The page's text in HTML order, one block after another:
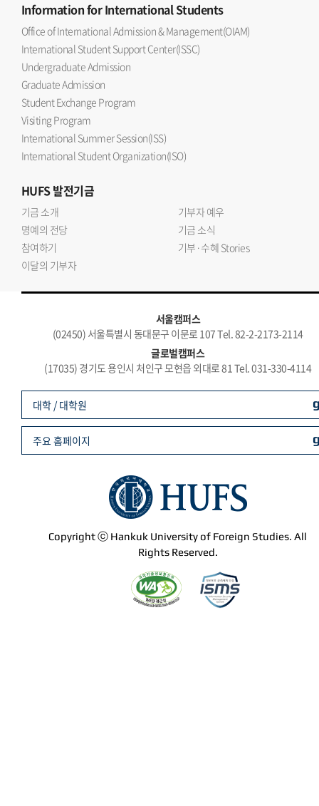
Informationfor International Students
Office of International Admission & Management(OIAM)
International Student Support Center(ISSC)
Undergraduate Admission
Graduate Admission
Student Exchange Program
Visiting Program
International Summer Session(ISS)
International Student Organization(ISO)
HUFS발전기금
기금 소개
기부자 예우
명예의 전당
기금 소식
참여하기
기부·수혜 Stories
이달의 기부자
서울캠퍼스
(02450) 서울특별시 동대문구 이문로 107 Tel. 82-2-2173-2114
글로벌캠퍼스
(17035) 경기도 용인시 처인구 모현읍 외대로 81 Tel. 031-330-4114
Copyright ⓒ Hankuk University of Foreign Studies. All
Rights Reserved.
대학 / 대학원
주요 홈페이지